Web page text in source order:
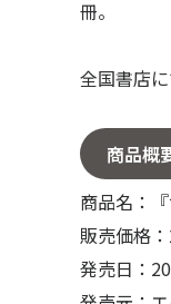
冊。
全国書店
商品概
商品名：
販売価格：
発売日：